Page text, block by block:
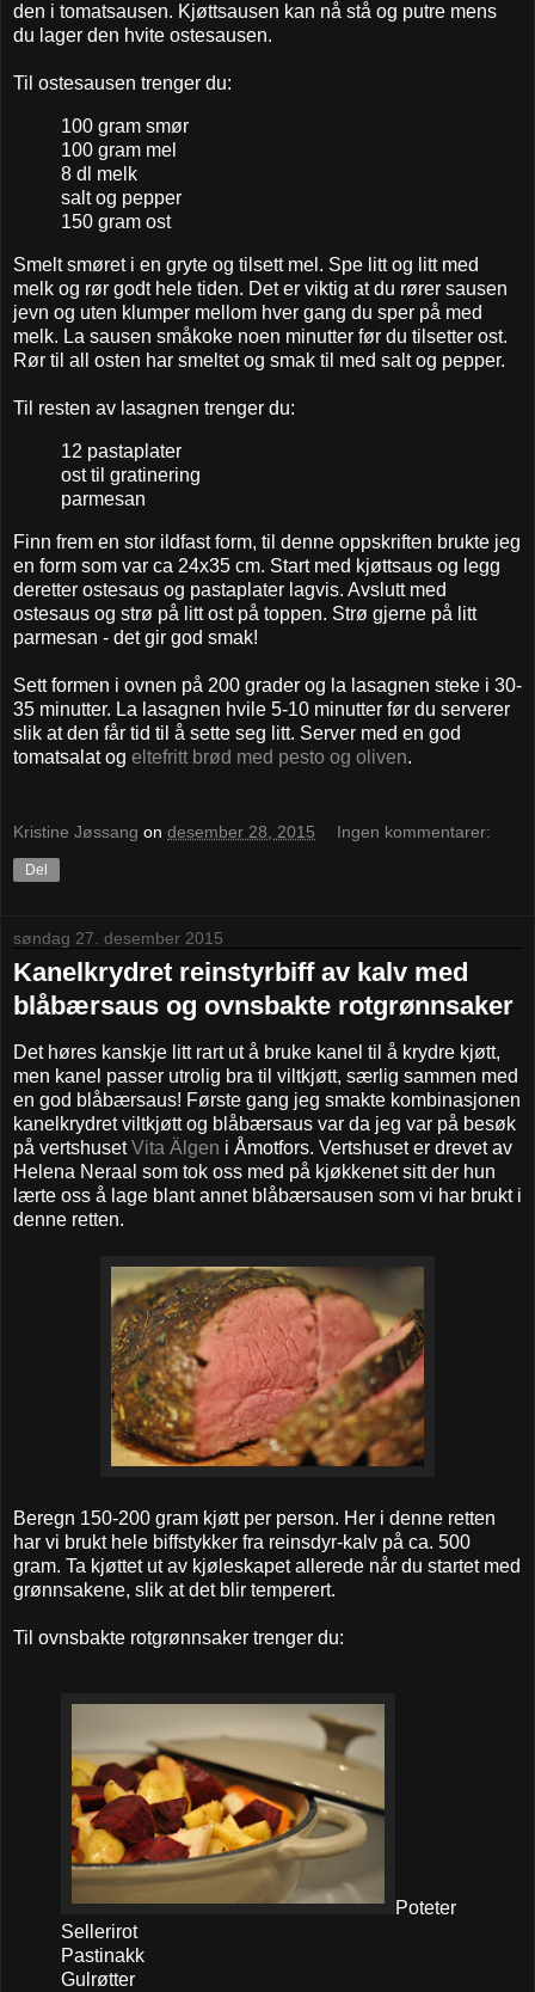
den i tomatsausen. Kjøttsausen kan nå stå og putre mens
du lager den hvite ostesausen.
Til ostesausen trenger du:
100 gram smør
100 gram mel
8 dl melk
salt og pepper
150 gram ost
Smelt smøret i en gryte og tilsett mel. Spe litt og litt med
melk og rør godt hele tiden. Det er viktig at du rører sausen
jevn og uten klumper mellom hver gang du sper på med
melk. La sausen småkoke noen minutter før du tilsetter ost.
Rør til all osten har smeltet og smak til med salt og pepper.
Til resten av lasagnen trenger du:
12 pastaplater
ost til gratinering
parmesan
Finn frem en stor ildfast form, til denne oppskriften brukte jeg
en form som var ca 24x35 cm. Start med kjøttsaus og legg
deretter ostesaus og pastaplater lagvis. Avslutt med
ostesaus og strø på litt ost på toppen. Strø gjerne på litt
parmesan - det gir god smak!
Sett formen i ovnen på 200 grader og la lasagnen steke i 30-
35 minutter. La lasagnen hvile 5-10 minutter før du serverer
slik at den får tid til å sette seg litt. Server med en god
tomatsalat og eltefritt brød med pesto og oliven.
Kristine Jøssang on desember 28, 2015 Ingen kommentarer:
Del
søndag 27. desember 2015
Kanelkrydret reinstyrbiff av kalv med
blåbærsaus og ovnsbakte rotgrønnsaker
Det høres kanskje litt rart ut å bruke kanel til å krydre kjøtt,
men kanel passer utrolig bra til viltkjøtt, særlig sammen med
en god blåbærsaus! Første gang jeg smakte kombinasjonen
kanelkrydret viltkjøtt og blåbærsaus var da jeg var på besøk
på vertshusetVita Älgen i Åmotfors. Vertshuset er drevet av
Helena Neraal som tok oss med på kjøkkenet sitt der hun
lærte oss å lage blant annet blåbærsausen som vi har brukt i
denne retten.
Beregn 150-200 gram kjøtt per person. Her i denne retten
har vi brukt hele biffstykker fra reinsdyr-kalv på ca. 500
gram. Ta kjøttet ut av kjøleskapet allerede når du startet med
grønnsakene, slik at det blir temperert.
Til ovnsbakte rotgrønnsaker trenger du:
Poteter
Sellerirot
Pastinakk
Gulrøtter